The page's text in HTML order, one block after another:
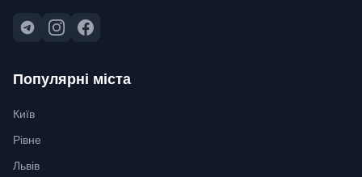
Популярні міста
Київ
Рівне
Львів